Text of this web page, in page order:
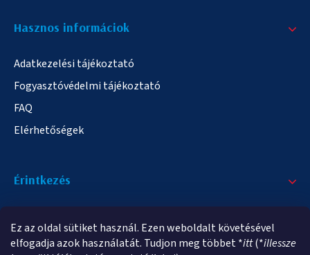
Ez az oldal sütiket használ. Ezen weboldalt követésével
elfogadja azok használatát. Tudjon meg többet *itt(*illessze
Hasznos informáciok
Adatkezelési tájékoztató
Fogyasztóvédelmi tájékoztató
FAQ
Elérhetőségek
Érintkezés
info@elampa.hu